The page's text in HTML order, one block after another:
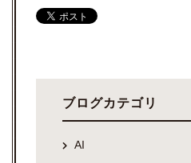
ブログカテゴリ
AI